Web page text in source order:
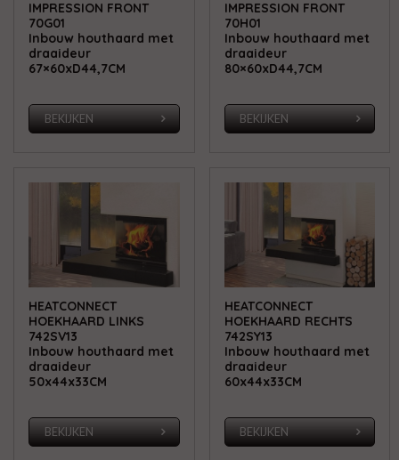
IMPRESSION FRONT
70G01
Inbouw houthaard met
draaideur
67×60xD44,7CM
BEKIJKEN
IMPRESSION FRONT
70H01
Inbouw houthaard met
draaideur
80×60xD44,7CM
BEKIJKEN
HEATCONNECT
HOEKHAARD LINKS
742SV13
Inbouw houthaard met
draaideur
50x44x33CM
BEKIJKEN
HEATCONNECT
HOEKHAARD RECHTS
742SY13
Inbouw houthaard met
draaideur
60x44x33CM
BEKIJKEN